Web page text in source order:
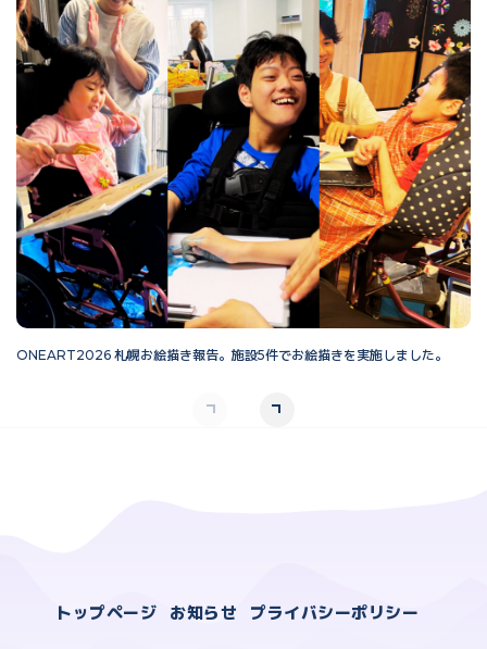
ONEART2026 札幌お絵描き報告。施設5件でお絵描きを実施しました。
トップページ お知らせ プライバシーポリシー